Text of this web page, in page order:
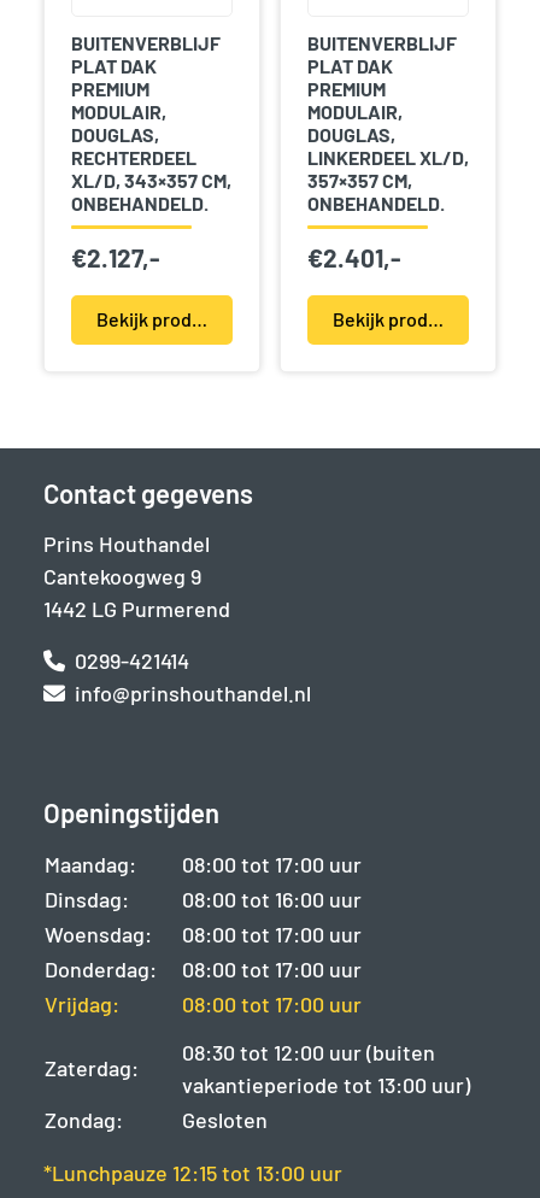
BUITENVERBLIJF
PLAT DAK
PREMIUM
MODULAIR,
DOUGLAS,
RECHTERDEEL
XL/D, 343×357 CM,
ONBEHANDELD.
€2.127,-
Bekijk product(en)
BUITENVERBLIJF
PLAT DAK
PREMIUM
MODULAIR,
DOUGLAS,
LINKERDEEL XL/D,
357×357 CM,
ONBEHANDELD.
€2.401,-
Bekijk product(en)
Contact gegevens
Prins Houthandel
Cantekoogweg 9
1442 LG Purmerend
0299-421414
info@prinshouthandel.nl
Openingstijden
Maandag:
08:00 tot 17:00 uur
Dinsdag:
08:00 tot 16:00 uur
Woensdag:
08:00 tot 17:00 uur
Donderdag:
08:00 tot 17:00 uur
Vrijdag:
08:00 tot 17:00 uur
Zaterdag:
08:30 tot 12:00 uur (buiten
vakantieperiode tot 13:00 uur)
Zondag:
Gesloten
*Lunchpauze 12:15 tot 13:00 uur